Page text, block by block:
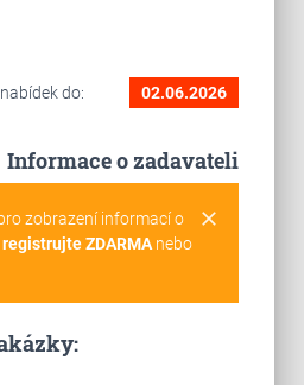
do: 02.06.2026
Informace o zadavateli
clear
zobrazení informací o
registrujte ZDARMAnebo